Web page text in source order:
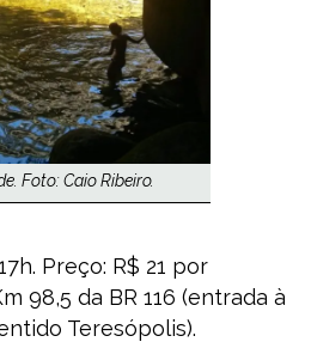
Foto: Caio Ribeiro.
Preço: R$ 21 por
98,5 da BR 116 (entrada à
Teresópolis).